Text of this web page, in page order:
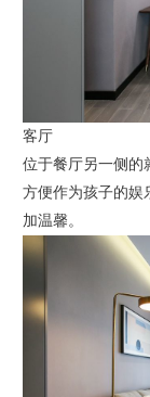
客厅
位于餐厅另一侧的
方便作为孩子的娱
加温馨。